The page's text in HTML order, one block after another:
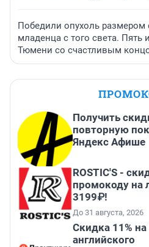
Победили опухоль
младенца с того света. Пять
Тюмени со счастливым
Получить
повторную
Яндекс Афише
ROSTIC'S -
промокоду на
3199₽!
До 31 августа, 2026
Скидка 11%
английского